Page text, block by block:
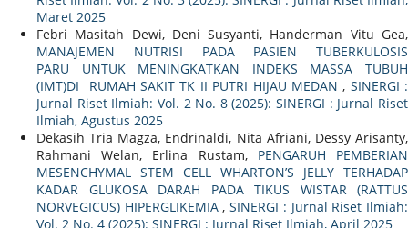
Maret 2025
Febri Masitah Dewi, Deni Susyanti, Handerman Vitu Gea,
MANAJEMEN NUTRISI PADA PASIEN TUBERKULOSIS
PARU UNTUK MENINGKATKAN INDEKS MASSA TUBUH
(IMT)DI RUMAH SAKIT TK II PUTRI HIJAU MEDAN, SINERGI :
Jurnal Riset Ilmiah: Vol. 2 No. 8 (2025): SINERGI : Jurnal Riset
Ilmiah, Agustus 2025
Dekasih Tria Magza, Endrinaldi, Nita Afriani, Dessy Arisanty,
Rahmani Welan, Erlina Rustam, PENGARUH PEMBERIAN
MESENCHYMAL STEM CELL WHARTON’S JELLY TERHADAP
KADAR GLUKOSA DARAH PADA TIKUS WISTAR (RATTUS
NORVEGICUS) HIPERGLIKEMIA,SINERGI : Jurnal Riset Ilmiah:
Vol. 2 No. 4 (2025): SINERGI : Jurnal Riset Ilmiah, April 2025